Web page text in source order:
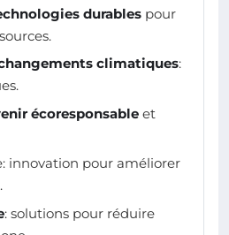
durables pour
climatiques:
écoresponsable et
innovation pour améliorer
.
: solutions pour réduire